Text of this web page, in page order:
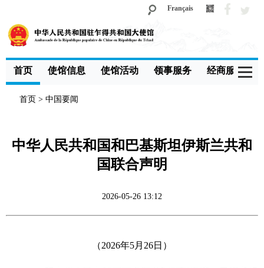
Français
首页 使馆信息 使馆活动 领事服务 经商服务
首页 > 中国要闻
中华人民共和国和巴基斯坦伊斯兰共和
国联合声明
2026-05-26 13:12
（2026年5月26日）